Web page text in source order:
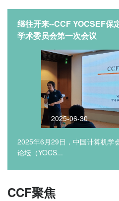
继往开来--CCF YOCSEF保
学术委员会第一次会议
2025-06-30
2025年6月29日，中国计算机学
论坛（YOCS...
CCF聚焦